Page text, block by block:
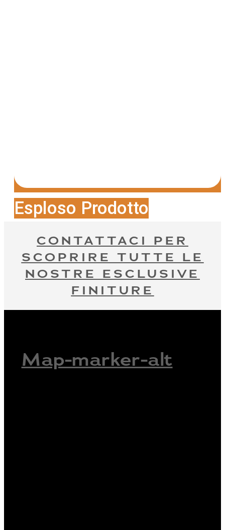
Esploso Prodotto
CONTATTACI PER
SCOPRIRE TUTTE LE
NOSTRE ESCLUSIVE
FINITURE
Map-marker-alt